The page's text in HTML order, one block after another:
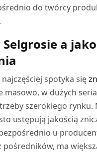
do twórcy
a
spotyka się
masowo, w dużych
szerokiego rynku.
ustępują jakością
u
pośredników, ma